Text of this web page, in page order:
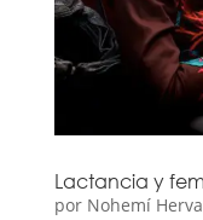
Lactancia y
por Nohemí